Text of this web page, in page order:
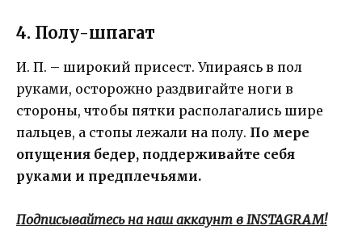
4. Полу-шпагат
И. П. – широкий присест. Упираясь в пол
руками, осторожно раздвигайте ноги в
стороны, чтобы пятки располагались шире
пальцев, а стопы лежали на полу. По мере
опущения бедер, поддерживайте себя
руками и предплечьями.
Подписывайтесь на наш аккаунт в INSTAGRAM!